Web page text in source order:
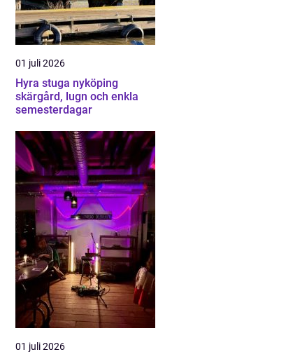
01 juli 2026
Hyra stuga nyköping
skärgård, lugn och enkla
semesterdagar
01 juli 2026